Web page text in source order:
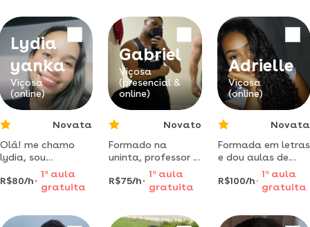
Lydia
yanka
Viçosa
(online)
Novata
Olá! me chamo
lydia, sou
nutricionista e
atuo com muito
carinho na área da
familiar. tenho
R$80/h
1 aaula
gratuita
Gabriel
Viçosa
(presencial &
online)
Novato
Formado na
uninta, professor e
personal treiner
educação física.
fisiculturista nas
R$75/h
1 a aula
gratuita
Adrielle
Viçosa
(online)
Novata
Formada em letras
e dou aulas de
reforço(a partir de
10anos)
R$100/h
1 a aula
gratuita